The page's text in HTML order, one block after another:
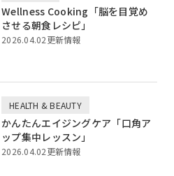
Wellness Cooking「脳を目覚め
させる朝食レシピ」
2026.04.02更新情報
HEALTH & BEAUTY
かんたんエイジングケア「口角ア
ップ集中レッスン」
2026.04.02更新情報